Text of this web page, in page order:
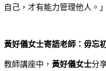
自己，才有能力管理他人。」
黃好儀女士寄語老師：毋忘
教師講座中， 黃好儀女士分